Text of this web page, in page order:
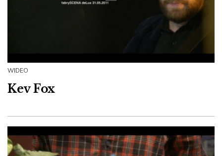
WIDEO
Kev Fox